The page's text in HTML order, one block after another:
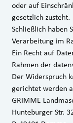
oder auf
gesetzlich zusteht.
Schließlich haben
Verarbeitung im
Ein Recht auf
Rahmen der
Der Wider­spruch
gerichtet werden
GRIMME
Hunteburger Str.